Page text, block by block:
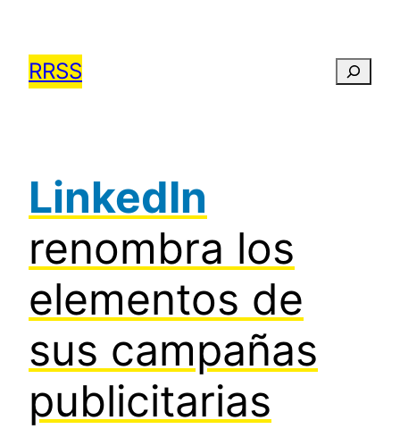
contenido
RRSS
LinkedIn
renombra los
elementos de
sus campañas
publicitarias